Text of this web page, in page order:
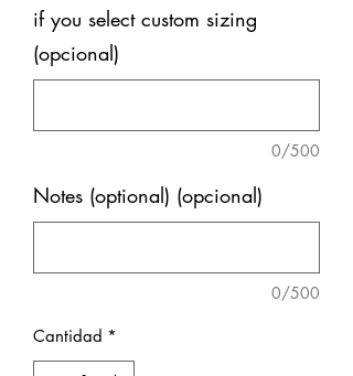
if you select custom sizing
(opcional)
0/500
Notes (optional) (opcional)
0/500
Cantidad *